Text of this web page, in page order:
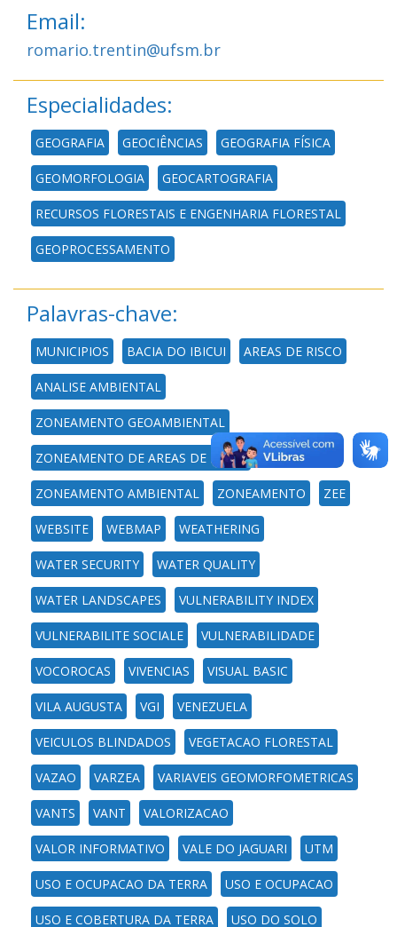
Email:
romario.trentin@ufsm.br
Especialidades:
GEOGRAFIA GEOCIÊNCIAS GEOGRAFIA FÍSICA
GEOMORFOLOGIA GEOCARTOGRAFIA
RECURSOS FLORESTAIS E ENGENHARIA FLORESTAL
GEOPROCESSAMENTO
Palavras-chave:
MUNICIPIOS BACIA DO IBICUI AREAS DE RISCO
ANALISE AMBIENTAL
ZONEAMENTO GEOAMBIENTAL
ZONEAMENTO DE AREAS DE RISCO
ZONEAMENTO AMBIENTAL ZONEAMENTO ZEE
WEBSITE WEBMAP WEATHERING
WATER SECURITY WATER QUALITY
WATER LANDSCAPES VULNERABILITY INDEX
VULNERABILITE SOCIALE VULNERABILIDADE
VOCOROCAS VIVENCIAS VISUAL BASIC
VILA AUGUSTA VGI VENEZUELA
VEICULOS BLINDADOS VEGETACAO FLORESTAL
VAZAO VARZEA VARIAVEIS GEOMORFOMETRICAS
VANTS VANT VALORIZACAO
VALOR INFORMATIVO VALE DO JAGUARI UTM
USO E OCUPACAO DA TERRA USO E OCUPACAO
USO E COBERTURA DA TERRA USO DO SOLO